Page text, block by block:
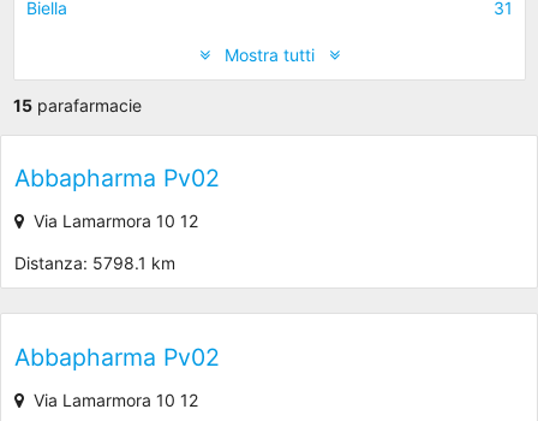
Biella
31
Mostra tutti
15parafarmacie
Abbapharma Pv02
Via Lamarmora 10 12
Distanza: 5798.1 km
Abbapharma Pv02
Via Lamarmora 10 12